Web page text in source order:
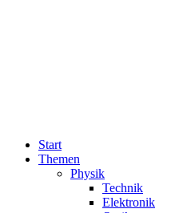
Start
Themen
Physik
Technik
Elektronik